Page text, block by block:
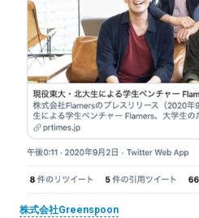
株式会社Greenspoon